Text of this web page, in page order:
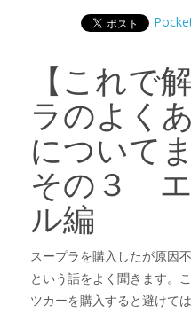
【これで
ラのよく
について
その３ エ
ル編
スープラを購入したが原因
という話をよく聞きます。
ツカーを購入すると避けて